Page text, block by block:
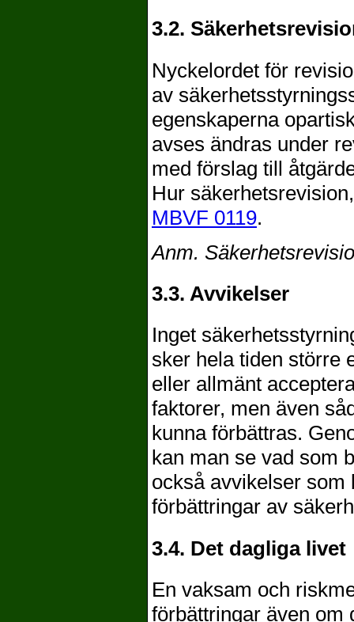
3.2.
Nyckelordet för
av
egenskaperna
avses ändras under
med förslag till
Hur
MBVF 0119.
Anm.
3.3. Avvikelser
Inget
sker hela tiden större
eller allmänt
faktorer, men även
kunna förbättras.
kan man se vad som
också avvikelser som
förbättringar av
3.4. Det dagliga livet
En vaksam och
förbättringar även om